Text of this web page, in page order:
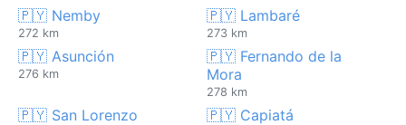
🇵🇾 Nemby
272 km
🇵🇾 Lambaré
273 km
🇵🇾 Asunción
276 km
🇵🇾 Fernando de la
Mora
278 km
🇵🇾 San Lorenzo 🇵🇾 Capiatá